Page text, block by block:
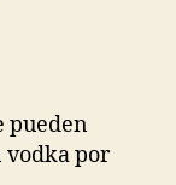
pueden
vodka por